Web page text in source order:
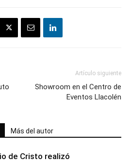
Artículo siguiente
Showroom en el Centro de
Eventos Llacolén
Más del autor
de Cristo realizó